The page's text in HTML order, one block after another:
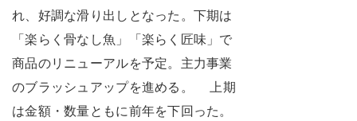
れ、好調な滑り出しとなった。下期は
「楽らく骨なし魚」「楽らく匠味」で
商品のリニューアルを予定。主力事業
のブラッシュアップを進める。 上期
は金額・数量ともに前年を下回った。